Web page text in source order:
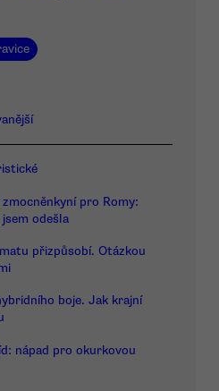
pro Romy:
odešla
přizpůsobí. Otázkou
boje. Jak krajní
nápad pro okurkovou